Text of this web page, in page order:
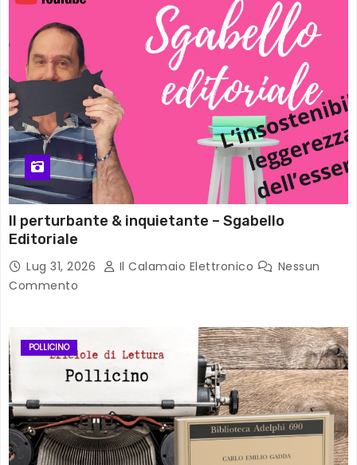
Il perturbante & inquietante – Sgabello
Editoriale
Lug 31, 2026 Il Calamaio Elettronico
Nessun
Commento
POLLICINO